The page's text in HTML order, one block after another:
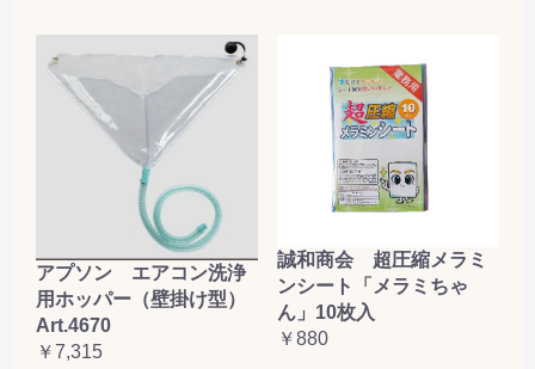
アプソン エアコン洗浄
用ホッパー（壁掛け型）
Art.4670
￥7,315
誠和商会 超圧縮メラミ
ンシート「メラミちゃ
ん」10枚入
￥880